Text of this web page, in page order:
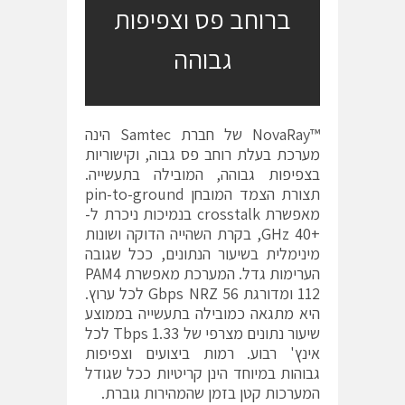
M
e
u
ברוחב פס וצפיפות
גבוהה
™NovaRay של חברת Samtec הינה
מערכת בעלת רוחב פס גבוה, וקישוריות
בצפיפות גבוהה, המובילה בתעשייה.
תצורת הצמד המובחן pin-to-ground
מאפשרת crosstalk בנמיכות ניכרת ל-
+GHz 40, בקרת השהייה הדוקה ושונות
מינימלית בשיעור הנתונים, ככל שגובה
הערימות גדל. המערכת מאפשרת PAM4
112 ומדורגת Gbps NRZ 56 לכל ערוץ.
היא מתגאה כמובילה בתעשייה בממוצע
שיעור נתונים מצרפי של Tbps 1.33 לכל
אינץ' רבוע. רמות ביצועים וצפיפות
גבוהות במיוחד הינן קריטיות ככל שגודל
המערכות קטן בזמן שהמהירות גוברת.